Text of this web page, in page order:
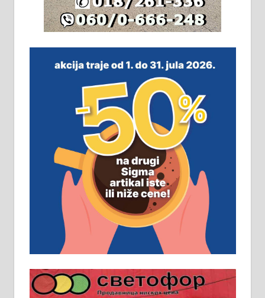
незавршена кућа површине 160
м2 са плацем од 8 ари у Зеленом
виру у Алексинцу. Могућа
замена. 064/21-63-584
ПОСЛОВНИ ОГЛАСИ
Рудник и флотација Рудник
д.о.о. Рудник запошљава 20
помоћника рудара. Услови:
Основна школа, пожељно радно
искуство на истим и сличним
пословима, али не и неопходан
услов. Обезбеђен смештај,
превоз, исхрана. 032/57-41-122 –
локал 22
Пружам услуге завршних радова
у грађевини, хидроизолације и